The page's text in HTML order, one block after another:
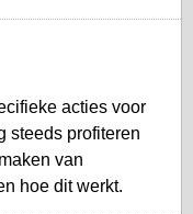
acties voor
steeds profiteren
van
hoe dit werkt.